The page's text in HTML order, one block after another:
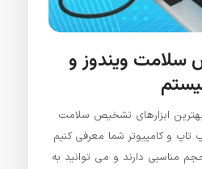
سلامت ویندوز و
ابزارهای تشخیص سلامت
و کامپیوتر شما معرفی کنیم
حجم مناسبی دارند و می توانید به